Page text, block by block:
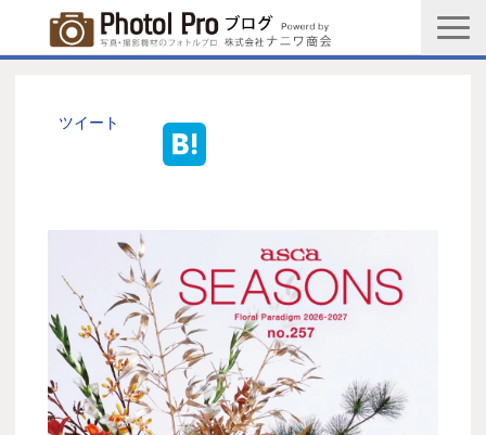
メルマガ登録
写真館協会新規登録申込み
お問い合わせ
ツイート